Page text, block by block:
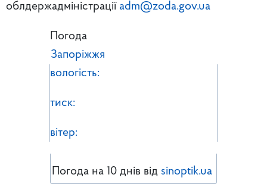
облдержадміністрації adm@zoda.gov.ua
Погода
Запоріжжя
вологість:
тиск:
вітер:
Погода на 10 днів від sinoptik.ua